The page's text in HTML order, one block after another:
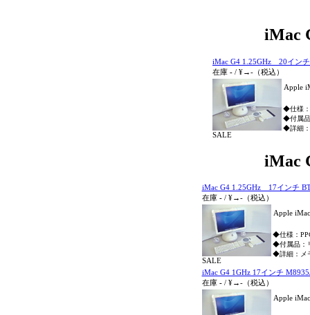
iMac
iMac G4 1.25GHz 20イン
在庫 - / ¥→- （税込）
SALE
Apple
◆仕様：
◆付属品
◆詳細：
iMac
iMac G4 1.25GHz 17インチ
在庫 -/ ¥→-（税込）
SALE
Apple
◆仕様：
◆付属品：
◆詳細：メ
iMac G4 1GHz 17インチ
在庫 -/ ¥→-（税込）
Apple